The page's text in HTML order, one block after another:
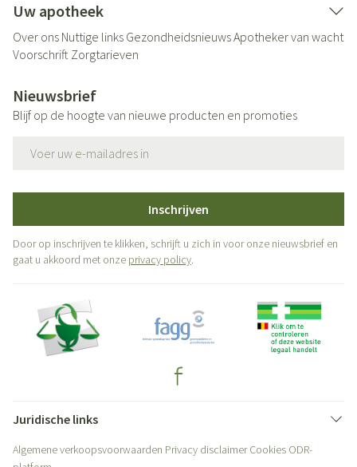
Uw apotheek
Over ons Nuttige links GezondheidsnieuwsApotheker van wacht
Voorschrift Zorgtarieven
Nieuwsbrief
Blijf op de hoogte van nieuwe producten en promoties
Inschrijven
Door op inschrijven te klikken, schrijft u zich in voor onze nieuwsbrief en
gaat u akkoord met onze privacy policy.
Juridische links
Algemene verkoopsvoorwaarden Privacy disclaimer Cookies ODR-